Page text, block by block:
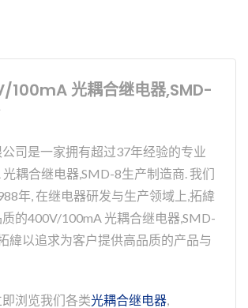
100mA 光耦合继电器,SMD-
司是一家拥有超过37年经验的专业
耦合继电器,SMD-8生产制造商. 我们
年, 在继电器研发与生产领域上,拓緯
的400V/100mA 光耦合继电器,SMD-
緯以追求为客户提供高品质的产品与
浏览我们各类光耦合继电器,